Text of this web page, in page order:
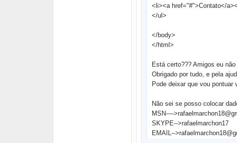
<li><a href="#">Contato</
</ul>
</body>
</html>
Está certo??? Amigos eu
Obrigado por tudo, e pela
Pode deixar que vou pontuar
Não sei se posso colocar
MSN----
SKYPE-->rafaelmarchon17
EMAIL--